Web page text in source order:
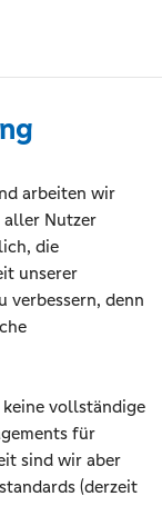
arbeiten wir
aller Nutzer
die
unserer
verbessern, denn
vollständige
für
sind wir aber
(derzeit